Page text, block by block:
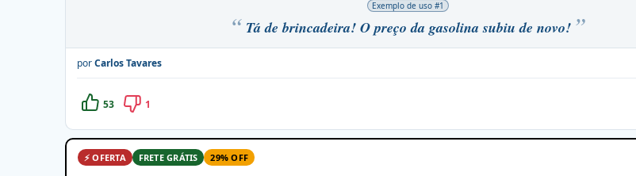
Exemplo de uso #1
Tá de brincadeira! O preço da gasolina subiu de novo!
porCarlos Tavares
53 1
⚡ OFERTA FRETE GRÁTIS 29% OFF